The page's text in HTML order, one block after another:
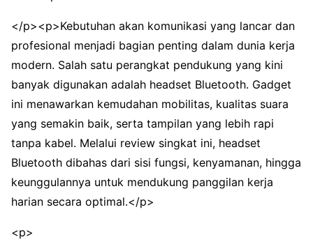
</p><p>Kebutuhan akan komunikasi yang lancar dan
profesional menjadi bagian penting dalam dunia kerja
modern. Salah satu perangkat pendukung yang kini
banyak digunakan adalah headset Bluetooth. Gadget
ini menawarkan kemudahan mobilitas, kualitas suara
yang semakin baik, serta tampilan yang lebih rapi
tanpa kabel. Melalui review singkat ini, headset
Bluetooth dibahas dari sisi fungsi, kenyamanan, hingga
keunggulannya untuk mendukung panggilan kerja
harian secara optimal.</p>
<p>